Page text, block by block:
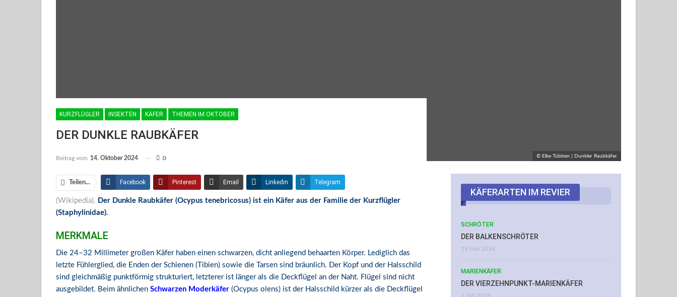
© Elke Tübben | Dunkler Raubkäfer
KURZFLÜGLER INSEKTEN KÄFER THEMEN IM OKTOBER
DER DUNKLE RAUBKÄFER
Beitrag vom 14. Oktober 2024 0
Teilen... Facebook Pinterest Email Linkedin Telegram
Facebook Messenger
(Wikipedia). Der Dunkle Raubkäfer (Ocypus tenebricosus) ist ein Käfer aus der Familie der Kurzflügler
(Staphylinidae).
MERKMALE
Die 24–32 Millimeter großen Käfer haben einen schwarzen, dicht anliegend behaarten Körper. Lediglich das
letzte Fühlerglied, die Enden der Schienen (Tibien) sowie die Tarsen sind bräunlich. Der Kopf und der Halsschild
sind gleichmäßig punktförmig strukturiert, letzterer ist länger als die Deckflügel an der Naht. Flügel sind nicht
ausgebildet. Beim ähnlichen Schwarzen Moderkäfer (Ocypus olens) ist der Halsschild kürzer als die Deckflügel
KÄFERARTEN IM REVIER
SCHRÖTER
DER BALKENSCHRÖTER
29.Mai 2024
MARIENKÄFER
DER VIERZEHNPUNKT-MARIENKÄFER
2.Juli 2019